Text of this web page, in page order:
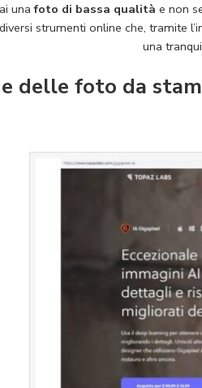
unafoto di bassa qualità e non
strumenti online che, tramite
una
delle foto da